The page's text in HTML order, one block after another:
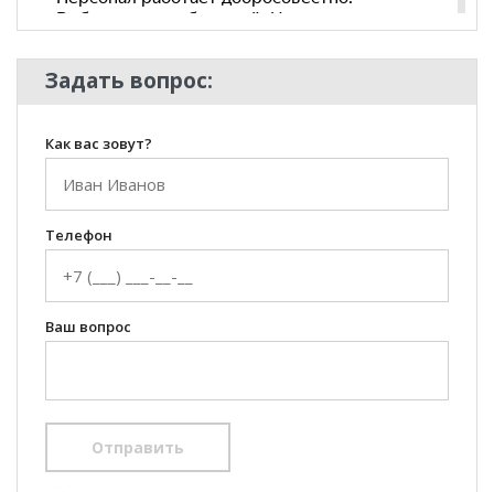
Задать вопрос:
Как вас зовут?
Телефон
Ваш вопрос
Отправить